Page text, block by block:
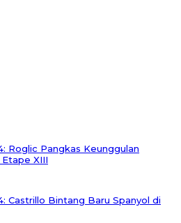
Roglic Pangkas Keunggulan
XIII
Castrillo Bintang Baru Spanyol di